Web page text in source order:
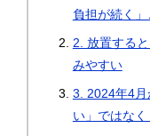
負担が続く」
2. 放置する
みやすい
3. 2024年4
い」ではな